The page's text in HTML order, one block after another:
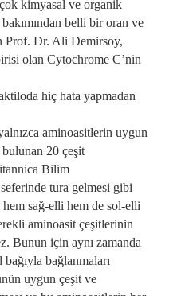
kimyasal ve organik
belli bir oran ve
Prof. Dr. Ali Demirsoy,
olan Cytochrome C’nin
hiç hata yapmadan
aminoasitlerin uygun
20 çeşit
Bilim
tura gelmesi gibi
hem sağ-elli hem de sol-elli
aminoasit çeşitlerinin
Bunun için aynı zamanda
bağlanmaları
uygun çeşit ve